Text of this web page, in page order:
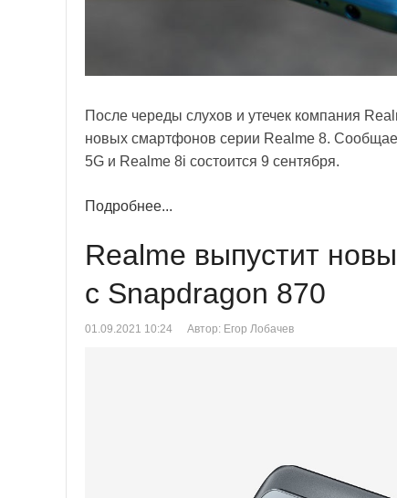
После череды слухов и утечек компания
новых смартфонов серии Realme 8.
5G и Realme 8i состоится 9 сентября.
Подробнее...
Realme выпустит
с Snapdragon 870
01.09.2021 10:24 Автор: Егор Лобачев